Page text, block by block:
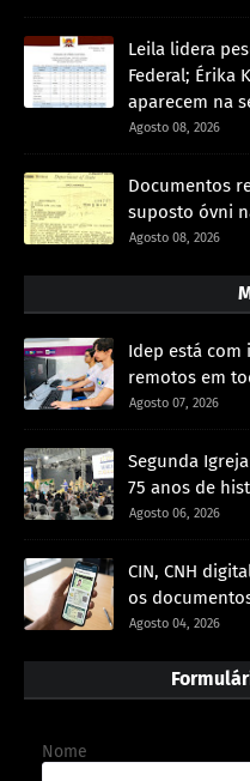
Leila lidera
Federal; Érika
aparecem na
Agosto 08, 2026
Documentos
suposto óvni
Agosto 08, 2026
Idep está com
remotos em
Agosto 07, 2026
Segunda
75 anos de
Agosto 06, 2026
CIN, CNH
os
Agosto 04, 2026
Nome